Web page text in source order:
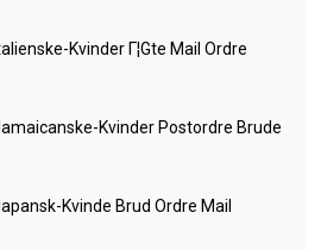
Kvinder Г¦gte Mail Ordre
Kvinder Postordre Brude
Kvinde Brud Ordre Mail